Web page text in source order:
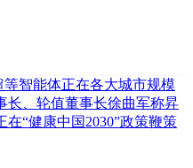
等智能体正在各大城市规模
长、轮值董事长徐曲军称昇
在“健康中国2030”政策鞭策